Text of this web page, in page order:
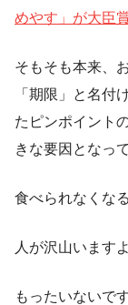
めやす」が大臣
そもそも本来、
「期限」と名付
たピンポイント
きな要因となっ
食べられなくな
人が沢山います
もったいないで